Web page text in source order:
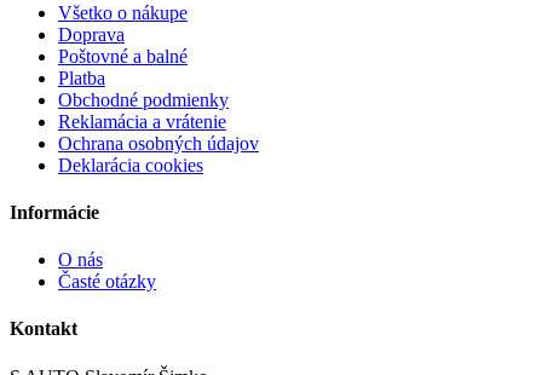
Všetko o nákupe
Doprava
Poštovné a balné
Platba
Obchodné podmienky
Reklamácia a vrátenie
Ochrana osobných údajov
Deklarácia cookies
Informácie
O nás
Časté otázky
Kontakt